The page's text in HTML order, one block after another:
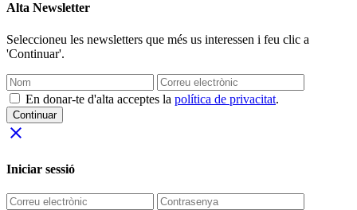
Alta Newsletter
Seleccioneu les newsletters que més us interessen i feu clic a
'Continuar'.
En donar-te d'alta acceptes la política de privacitat.
Continuar
close
Iniciar sessió